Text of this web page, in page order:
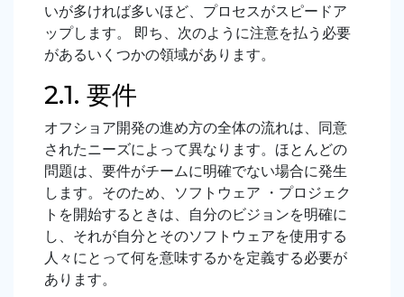
いが多ければ多いほど、プロセスがスピードア
ップします。 即ち、次のように注意を払う必要
があるいくつかの領域があります。
2.1. 要件
オフショア開発の進め方の全体の流れは、同意
されたニーズによって異なります。ほとんどの
問題は、要件がチームに明確でない場合に発生
します。そのため、ソフトウェア ・プロジェク
トを開始するときは、自分のビジョンを明確に
し、それが自分とそのソフトウェアを使用する
人々にとって何を意味するかを定義する必要が
あります。